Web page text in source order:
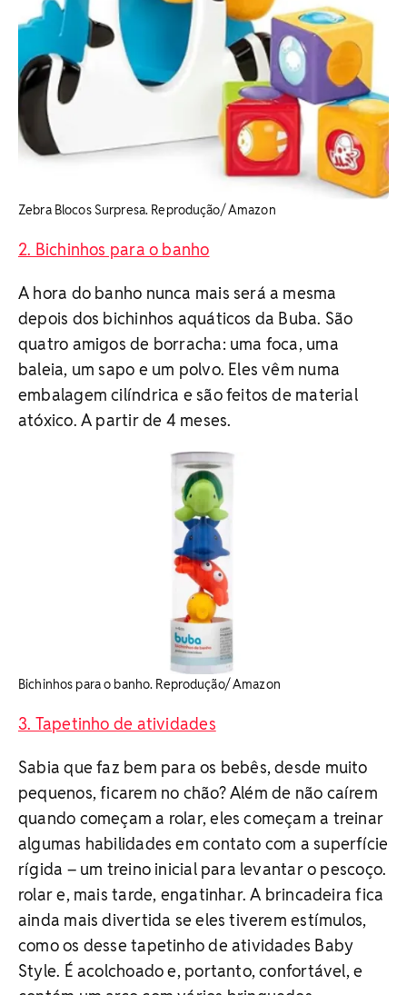
Zebra Blocos Surpresa. Reprodução/ Amazon
2. Bichinhos para o banho
A hora do banho nunca mais será a mesma
depois dos bichinhos aquáticos da Buba. São
quatro amigos de borracha: uma foca, uma
baleia, um sapo e um polvo. Eles vêm numa
embalagem cilíndrica e são feitos de material
atóxico. A partir de 4 meses.
Bichinhos para o banho. Reprodução/ Amazon
3. Tapetinho de atividades
Sabia que faz bem para os bebês, desde muito
pequenos, ficarem no chão? Além de não caírem
quando começam a rolar, eles começam a treinar
algumas habilidades em contato com a superfície
rígida – um treino inicial para levantar o pescoço.
rolar e, mais tarde, engatinhar. A brincadeira fica
ainda mais divertida se eles tiverem estímulos,
como os desse tapetinho de atividades Baby
Style. É acolchoado e, portanto, confortável, e